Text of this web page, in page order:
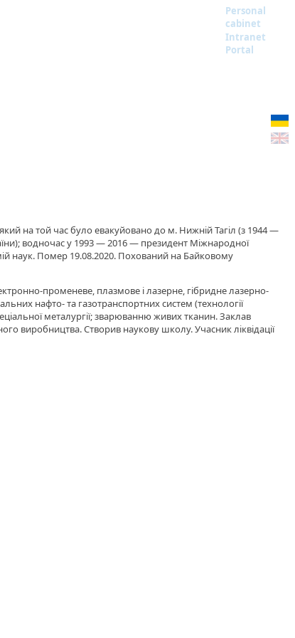
Personal
cabinet
Intranet
Portal
на той час було евакуйовано до м. Нижній Тагіл (з 1944 —
водночас у 1993 — 2016 — президент Міжнародної
наук. Помер 19.08.2020. Похований на Байковому
променеве, плазмове і лазерне, гібридне лазерно-
нафто- та газотранспортних систем (технології
металургії; зварюванню живих тканин. Заклав
виробництва. Створив наукову школу. Учасник ліквідації